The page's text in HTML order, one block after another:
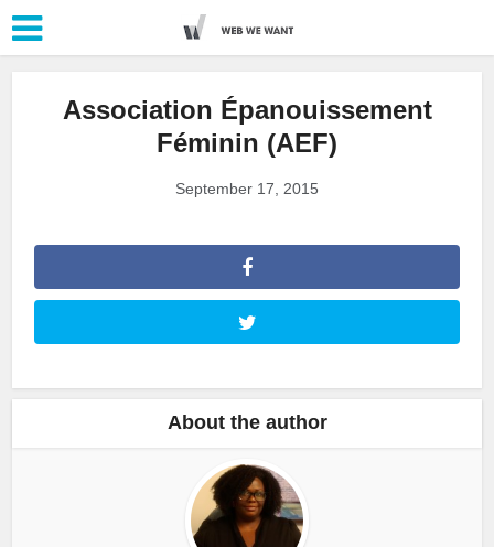
Association Épanouissement
Féminin (AEF)
September 17, 2015
About the author